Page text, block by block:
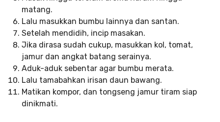
matang.
Lalu masukkan bumbu lainnya dan santan.
Setelah mendidih, incip masakan.
Jika dirasa sudah cukup, masukkan kol, tomat,
jamur dan angkat batang serainya.
Aduk-aduk sebentar agar bumbu merata.
Lalu tamabahkan irisan daun bawang.
Matikan kompor, dan tongseng jamur tiram siap
dinikmati.